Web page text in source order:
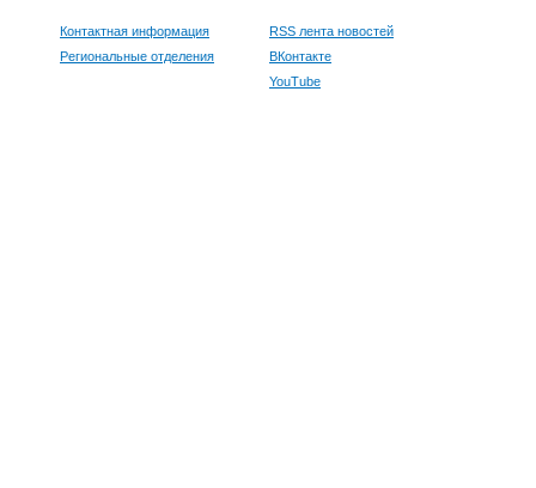
Контактная информация
Региональные отделения
RSS лента новостей
ВКонтакте
YouTube